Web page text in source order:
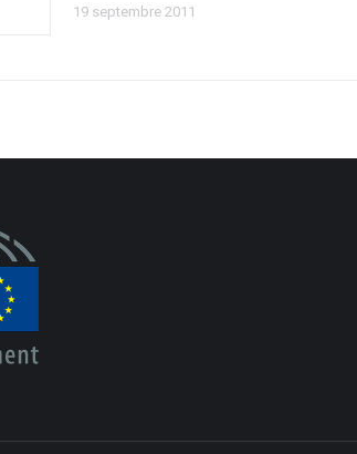
19 septembre 2011